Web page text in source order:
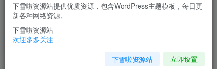
蓝色电子数码产品企业网站源
码 织梦dedecms模板
付费资源 ￥ 0.01
6月7日 15:37
下雪啦资源站提供优质资源，包含WordPress主题模板，每日更
新各种网络资源。
下雪啦资源站
欢迎多多关注
下雪啦资源站 立即设置